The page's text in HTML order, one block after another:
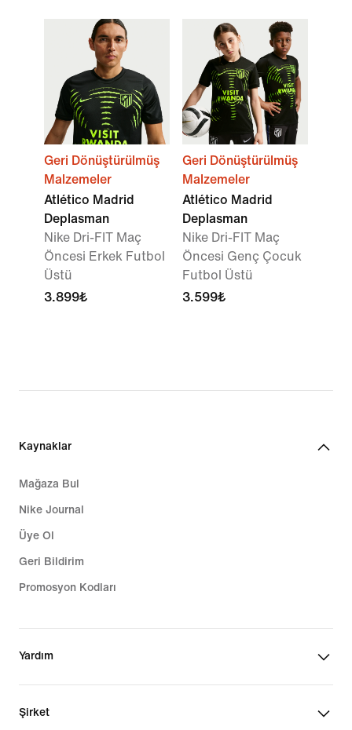
Geri Dönüştürülmüş
Malzemeler
Atlético Madrid
Deplasman
Nike Dri-FIT Maç
Öncesi Erkek Futbol
Üstü
3.899₺
Geri Dönüştürülmüş
Malzemeler
Atlético Madrid
Deplasman
Nike Dri-FIT Maç
Öncesi Genç Çocuk
Futbol Üstü
3.599₺
Kaynaklar
Mağaza Bul
Nike Journal
Üye Ol
Geri Bildirim
Promosyon Kodları
Yardım
Şirket